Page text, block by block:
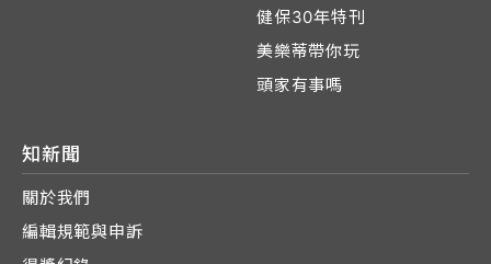
健保30年特刊
美樂蒂帶你玩
頭家有事嗎
知新聞
關於我們
編輯規範與申訴